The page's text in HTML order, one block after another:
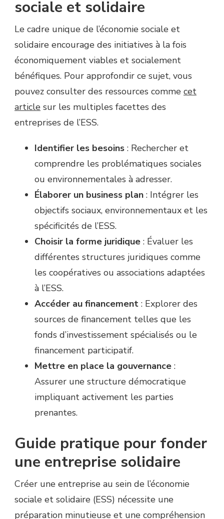
sociale et solidaire
Le cadre unique de l’économie sociale et
solidaire encourage des initiatives à la fois
économiquement viables et socialement
bénéfiques. Pour approfondir ce sujet, vous
pouvez consulter des ressources comme cet
article sur les multiples facettes des
entreprises de l’ESS.
Identifier les besoins : Rechercher et
comprendre les problématiques sociales
ou environnementales à adresser.
Élaborer un business plan : Intégrer les
objectifs sociaux, environnementaux et les
spécificités de l’ESS.
Choisir la forme juridique : Évaluer les
différentes structures juridiques comme
les coopératives ou associations adaptées
à l’ESS.
Accéder au financement : Explorer des
sources de financement telles que les
fonds d’investissement spécialisés ou le
financement participatif.
Mettre en place la gouvernance :
Assurer une structure démocratique
impliquant activement les parties
prenantes.
Guide pratique pour fonder
une entreprise solidaire
Créer une entreprise au sein de l’économie
sociale et solidaire (ESS) nécessite une
préparation minutieuse et une compréhension